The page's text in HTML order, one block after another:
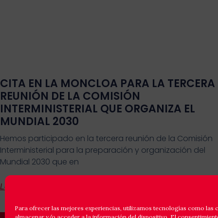
Para ofrecer las mejores experiencias, utilizamos tecnologías como las
CITA EN LA MONCLOA PARA LA TERCERA
REUNIÓN DE LA COMISIÓN
INTERMINISTERIAL QUE ORGANIZA EL
MUNDIAL 2030
Hemos participado en la tercera reunión de la Comisión
Interministerial para la preparación y organización del
Mundial 2030 que en
Leer Más